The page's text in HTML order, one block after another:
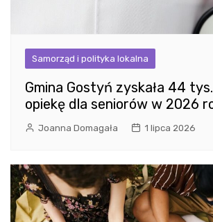
Samorząd i polityka lokalna
Gmina Gostyń zyskała 44 tys.
opiekę dla seniorów w 2026
Joanna Domagała 1 lipca 2026